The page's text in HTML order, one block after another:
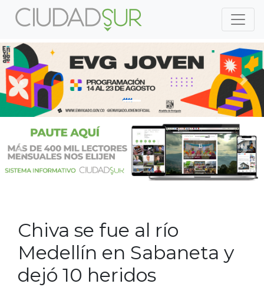
Previous
Previous
Chiva se fue al río
Medellín en Sabaneta y
dejó 10 heridos